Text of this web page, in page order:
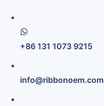
+86 131 1073 9215
info@ribbonoem.com